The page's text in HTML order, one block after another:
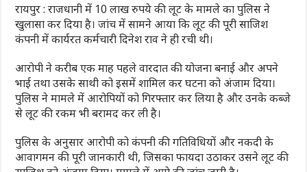
रायपुर : राजधानी में 10 लाख रुपये की लूट के मामले का पुलिस ने
खुलासा कर दिया है। जांच में सामने आया कि लूट की पूरी साजिश
कंपनी में कार्यरत कर्मचारी दिनेश राव ने ही रची थी।
आरोपी ने करीब एक माह पहले वारदात की योजना बनाई और अपने
भाई तथा उसके साथी को इसमें शामिल कर घटना को अंजाम दिया।
पुलिस ने मामले में आरोपियों को गिरफ्तार कर लिया है और उनके कब्जे
से लूट की रकम भी बरामद कर ली है।
पुलिस के अनुसार आरोपी को कंपनी की गतिविधियों और नकदी के
आवागमन की पूरी जानकारी थी, जिसका फायदा उठाकर उसने लूट की